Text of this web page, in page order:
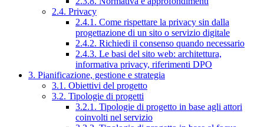
2.4. Privacy
2.4.1. Come rispettare la privacy sin dalla
progettazione di un sito o servizio digitale
2.4.2. Richiedi il consenso quando necessario
2.4.3. Le basi del sito web: architettura,
informativa privacy, riferimenti DPO
3. Pianificazione, gestione e strategia
3.1. Obiettivi del progetto
3.2. Tipologie di progetti
3.2.1. Tipologie di progetto in base agli attori
coinvolti nel servizio